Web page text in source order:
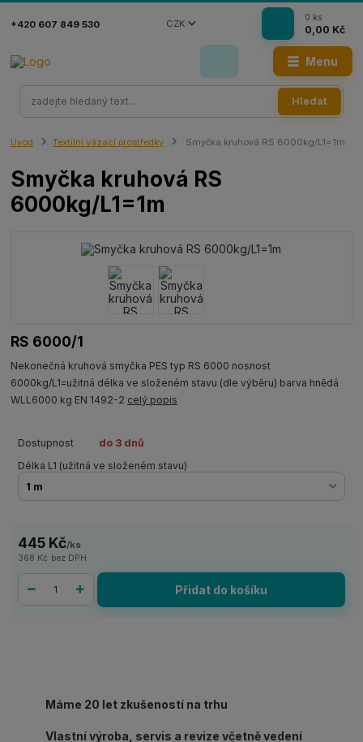
Menu
CZK
Hledat
+420 607 849 530
0 ks
0,00 Kč
Úvod Textilní vázací prostředky Smyčka kruhová RS 6000kg/L1=1m
Smyčka kruhová RS
6000kg/L1=1m
RS 6000/1
Nekonečná kruhová smyčka PES typ RS 6000 nosnost
6000kg/L1=užitná délka ve složeném stavu (dle výběru) barva hnědá
WLL6000 kg EN 1492-2 celý popis
Dostupnost
do 3 dnů
Délka L1 (užitná ve složeném stavu)
445 Kč/ks
368 Kč bez DPH
Přidat do košíku
Máme 20 let zkušeností na trhu
Vlastní výroba, servis a revize včetně vedení